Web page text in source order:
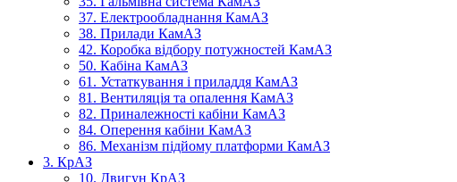
37. Електрообладнання КамАЗ
38. Прилади КамАЗ
42. Коробка відбору потужностей КамАЗ
50. Кабіна КамАЗ
61. Устаткування і приладдя КамАЗ
81. Вентиляція та опалення КамАЗ
82. Приналежності кабіни КамАЗ
84. Оперення кабіни КамАЗ
86. Механізм підйому платформи КамАЗ
3. КрАЗ
10. Двигун КрАЗ